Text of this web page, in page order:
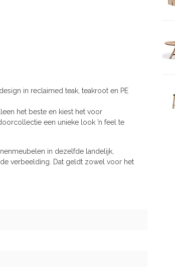
in reclaimed teak, teakroot en PE
het beste en kiest het voor
een unieke look ’n feel te
in dezelfde landelijk,
verbeelding. Dat geldt zowel voor het